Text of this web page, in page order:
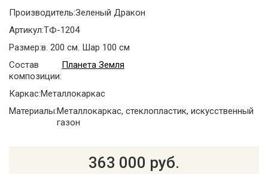
Производитель:Зеленый Дракон
Артикул:ТФ-1204
Размер:в. 200 см. Шар 100 см
Состав
композиции:
Планета Земля
Каркас:Металлокаркас
Материалы:Металлокаркас, стеклопластик, искусственный
газон
363 000 руб.